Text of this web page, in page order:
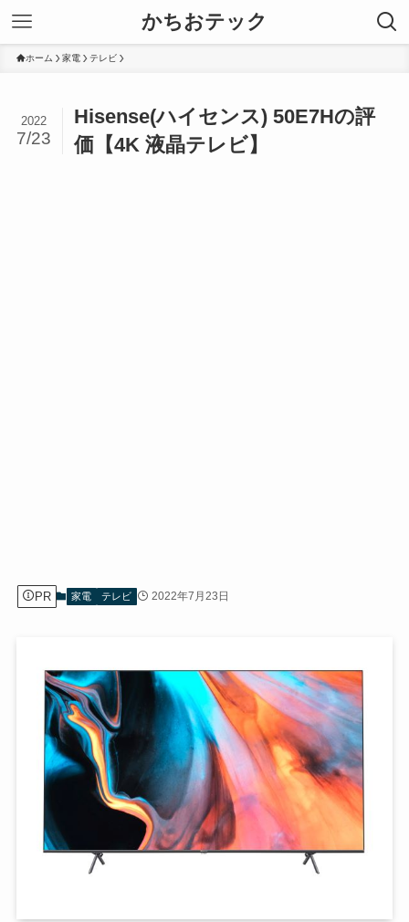
かちおテック
ホーム 家電 テレビ
Hisense(ハイセンス) 50E7Hの評
価【4K 液晶テレビ】
2022
7/23
PR 家電 テレビ 2022年7月23日